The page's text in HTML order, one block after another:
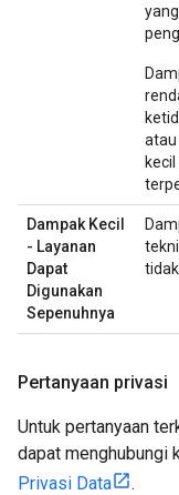
atau
Dampak Kecil
- Layanan
Dapat
Digunakan
Sepenuhnya
tidak
Pertanyaan privasi
Untuk pertanyaan
dapat menghubungi
Privasi Data
.